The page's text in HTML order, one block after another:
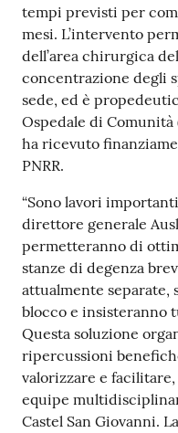
Costruiamo
Salute
Novità
Scuole
Imprese
ed Enti
Seguici
su
tempi previsti per
mesi. L’intervento
dell’area chirurgica
concentrazione degli
sede, ed è
Ospedale di Comunità
ha ricevuto
PNRR.
“Sono lavori
direttore generale Ausl
permetteranno di
stanze di degenza
attualmente separate,
blocco e insisteranno
Questa soluzione
ripercussioni
valorizzare e
equipe
Castel San Giovanni.